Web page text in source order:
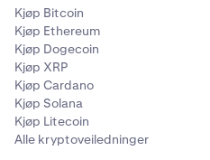
Kjøp Bitcoin
Kjøp Ethereum
Kjøp Dogecoin
Kjøp XRP
Kjøp Cardano
Kjøp Solana
Kjøp Litecoin
Alle kryptoveiledninger